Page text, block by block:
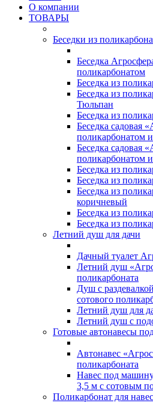
О компании
ТОВАРЫ
Беседки из
Беседка
поликарбонатом
Беседка из
Беседка из
Тюльпан
Беседка из
Беседка садовая
поликарбонатом
Беседка садовая
поликарбонатом
Беседка из
Беседка из
Беседка из
коричневый
Беседка из
Беседка из
Летний душ для дачи
Дачный туалет
Летний душ
поликарбоната
Душ с
сотового
Летний душ для
Летний душ с
Готовые автонавесы
Автонавес
поликарбоната
Навес под
3,5 м с сотовым
Поликарбонат для